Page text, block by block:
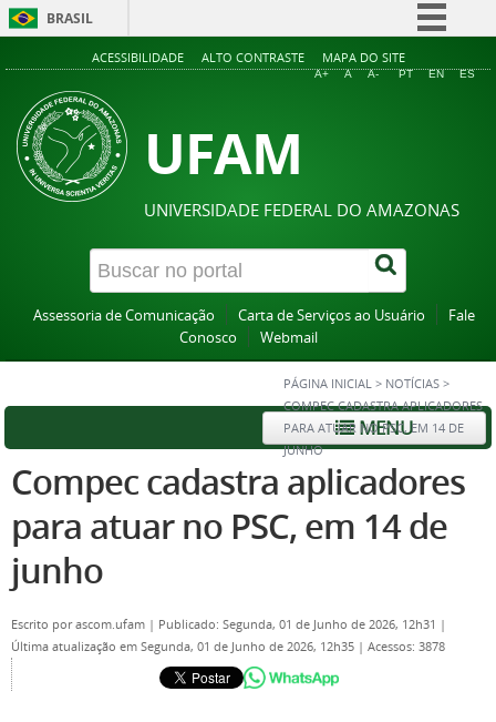
BRASIL
Simplifique!
Acesso à informação
ACESSIBILIDADE ALTO CONTRASTE MAPA DO SITE
A+ A A- PT EN ES
UFAM
UNIVERSIDADE FEDERAL DO AMAZONAS
Assessoria de Comunicação Carta de Serviços ao Usuário
Fale
Conosco
Webmail
PÁGINA INICIAL > NOTÍCIAS >
COMPEC CADASTRA APLICADORES
PARA ATUAR NO PSC, EM 14 DE
JUNHO
MENU
Compec cadastra aplicadores
para atuar no PSC, em 14 de
junho
Escrito porascom.ufam | Publicado: Segunda, 01 de Junho de 2026, 12h31 |
Última atualização em Segunda, 01 de Junho de 2026, 12h35 | Acessos: 3878